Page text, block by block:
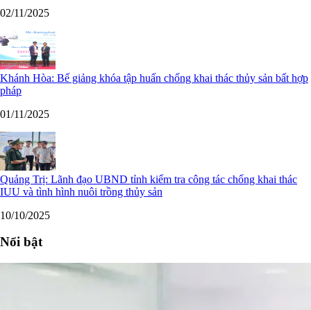
02/11/2025
Khánh Hòa: Bế giảng khóa tập huấn chống khai thác thủy sản bất hợp
pháp
01/11/2025
Quảng Trị: Lãnh đạo UBND tỉnh kiểm tra công tác chống khai thác
IUU và tình hình nuôi trồng thủy sản
10/10/2025
Nổi bật